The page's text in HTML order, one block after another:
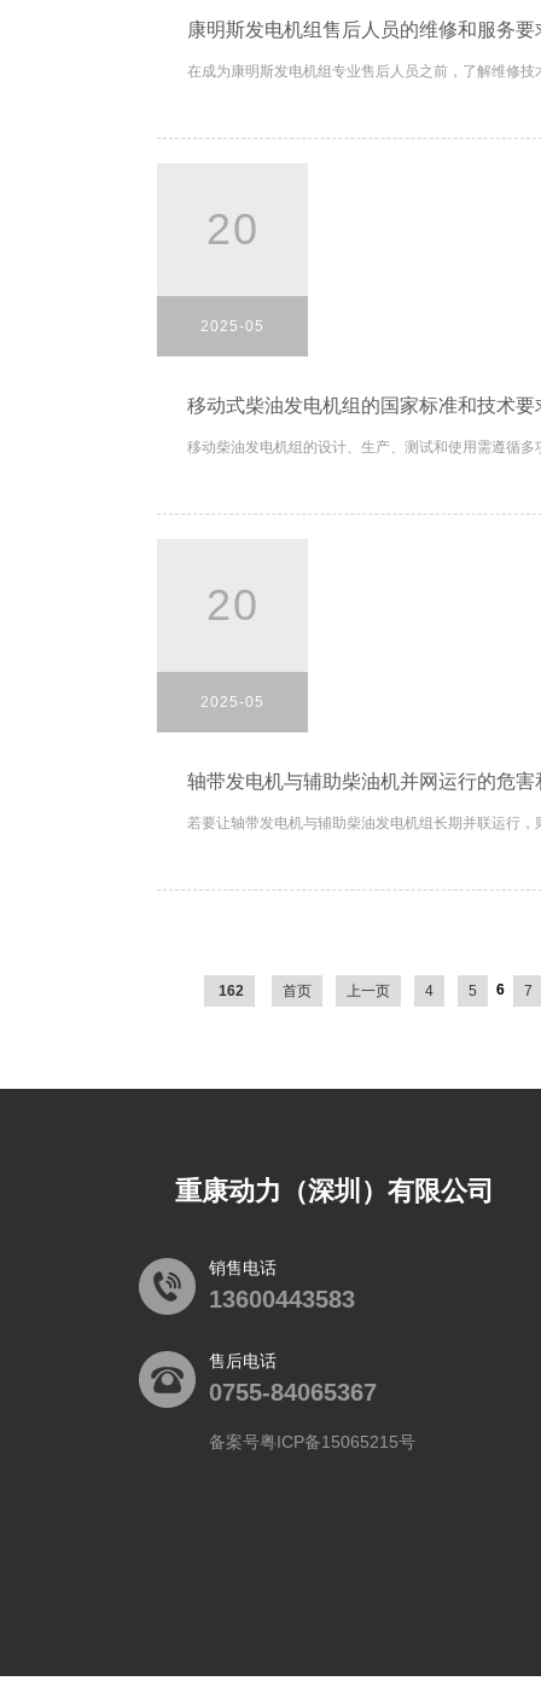
康明斯发电机组售后人员的维修和服务要
在成为康明斯发电机组专业售后人员之前，了解维修
20
2025-05
移动式柴油发电机组的国家标准和技术要
移动柴油发电机组的设计、生产、测试和使用需遵循
20
2025-05
轴带发电机与辅助柴油机并网运行的危害
若要让轴带发电机与辅助柴油发电机组长期并联运行
162 首页 上一页 4 5 6 7
重康动力（深圳）有限公司
销售电话
13600443583
售后电话
0755-84065367
备案号粤ICP备15065215号